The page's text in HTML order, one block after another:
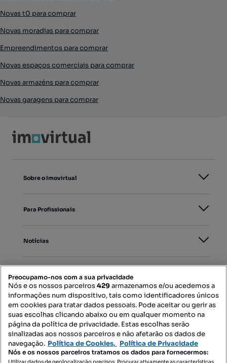
Novas t0 para comprar
Novas moradias para comprar
Empreendimentos para comprar
Novas espaços comerciais para comprar
Novas armazéns para comprar
Novas garagens para comprar
Sobre o Imovirtual
Para Profissionais
Notícias
Mapa do Site
Contacte-nos
Preocupamo-nos com a sua privacidade
Nós e os nossos parceiros429armazenamos e/ou acedemos a
informações num dispositivo, tais como identificadores únicos
em cookies para tratar dados pessoais. Pode aceitar ou gerir as
suas escolhas clicando abaixo ou em qualquer momento na
página da política de privacidade. Estas escolhas serão
sinalizadas aos nossos parceiros e não afetarão os dados de
navegação. Política de Cookies, Política de Privacidade
Nós e os nossos parceiros tratamos os dados para fornecermos: